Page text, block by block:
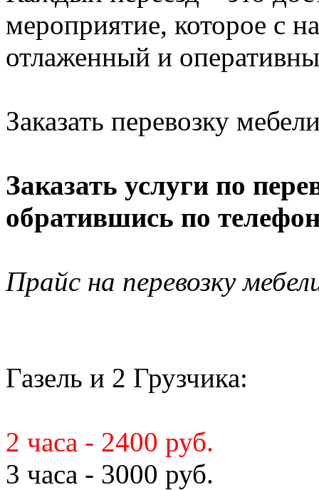
мероприятие, которое с
отлаженный и
Заказать перевозку
Заказать услуги по
обратившись по
Прайс на перевозку
Газель и 2 Грузчика:
2 часа - 2400 руб.
3 часа - 3000 руб.